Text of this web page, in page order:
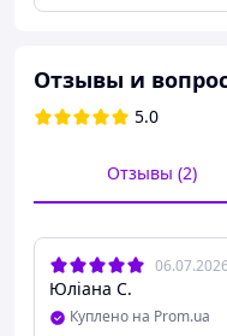
Отзывы и
5.0
Отзывы (2)
06.07.2026
Юліана С.
Куплено на Prom.ua